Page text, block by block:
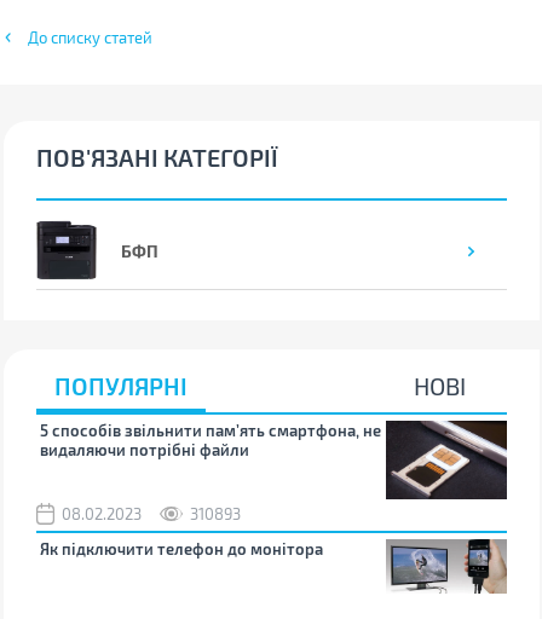
До списку статей
ПОВ'ЯЗАНІ КАТЕГОРІЇ
БФП
ПОПУЛЯРНІ НОВІ
5 способів звільнити пам’ять смартфона, не
видаляючи потрібні файли
08.02.2023
310893
Як підключити телефон до монітора